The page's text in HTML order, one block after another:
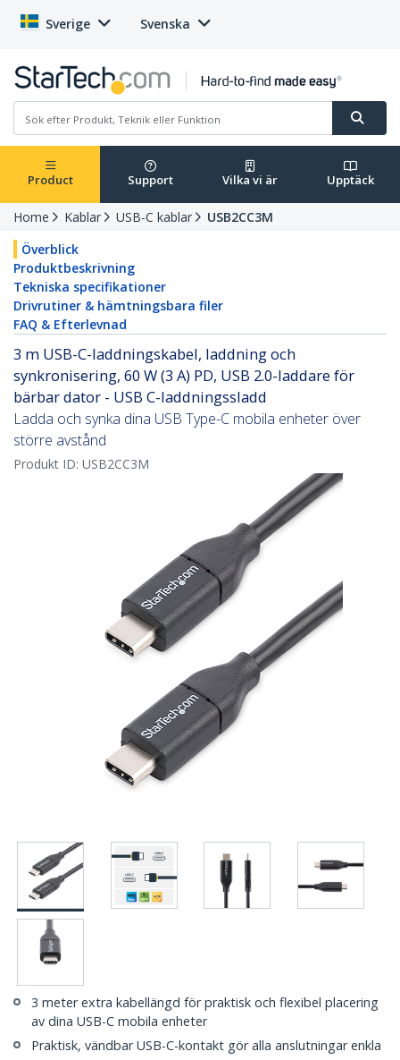
Sverige Svenska
Product Support Vilka vi är Upptäck
Home Kablar USB-C kablar
USB2CC3M
Överblick
Produktbeskrivning
Tekniska specifikationer
Drivrutiner & hämtningsbara filer
FAQ & Efterlevnad
3 m USB-C-laddningskabel, laddning och
synkronisering, 60 W (3 A) PD, USB 2.0-laddare för
bärbar dator - USB C-laddningssladd
Ladda och synka dina USB Type-C mobila enheter över
större avstånd
Produkt ID: USB2CC3M
3 meter extra kabellängd för praktisk och flexibel placering
av dina USB-C mobila enheter
Praktisk, vändbar USB-C-kontakt gör alla anslutningar enkla